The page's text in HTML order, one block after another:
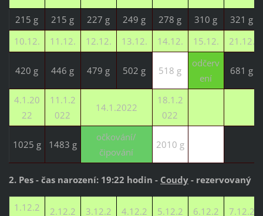
215 g 215 g 227 g 249 g 278 g 310 g
321 g
10.12.
11.12. 12.12. 13.12. 14.12. 15.12. 21.12.
420 g 446 g 479 g 502 g 518 g
odčerv
ení
681 g
4.1.20
22
11.1.2
022
14.1.2022
18.1.2
022
1025 g 1483 g
očkování/
čipování
2010 g
2. Pes - čas narození: 19:22 hodin - Coudy- rezervovaný
1.12.2 2.12.2 3.12.2 4.12.2 5.12.2 6.12.2 7.12.2